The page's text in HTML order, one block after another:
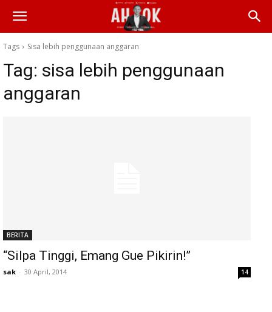
Tags Sisa lebih penggunaan anggaran
Tag: sisa lebih penggunaan
anggaran
BERITA
“Silpa Tinggi, Emang Gue Pikirin!”
sak - 30 April, 2014 14